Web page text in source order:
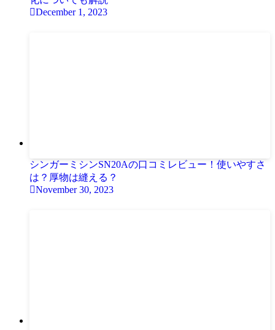
December 1, 2023
シンガーミシンSN20Aの口コミレビュー！使いやすさ
は？厚物は縫える？
November 30, 2023